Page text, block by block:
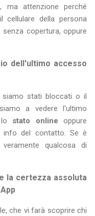
attenzione perché
cellulare della persona
copertura, oppure
dell'ultimo accesso
siamo stati bloccati o il
a vedere l'ultimo
stato online oppure
info del contatto. Se è
qualcosa di
la certezza assoluta
che vi farà scoprire chi